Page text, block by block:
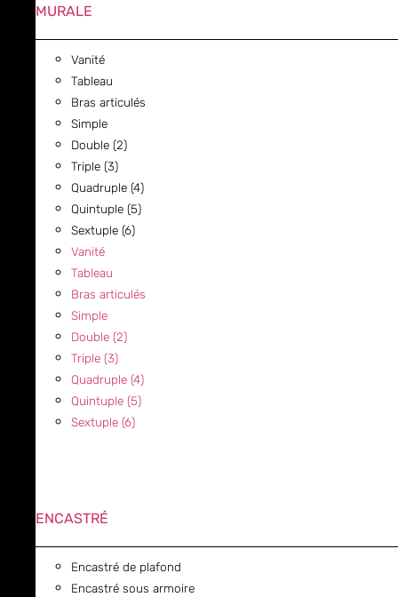
MURALE
Vanité
Tableau
Bras articulés
Simple
Double (2)
Triple (3)
Quadruple (4)
Quintuple (5)
Sextuple (6)
Vanité
Tableau
Bras articulés
Simple
Double (2)
Triple (3)
Quadruple (4)
Quintuple (5)
Sextuple (6)
ENCASTRÉ
Encastré de plafond
Encastré sous armoire